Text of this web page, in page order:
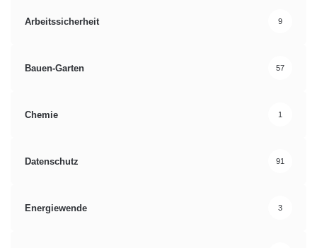
Arbeitssicherheit 9
Bauen-Garten 57
Chemie 1
Datenschutz 91
Energiewende 3